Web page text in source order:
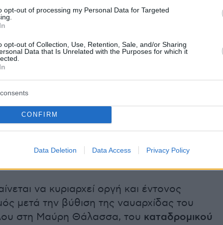
opt-out of processing my Personal Data for Targeted
opt-out of Collection, Use, Retention, Sale, and/or Sharing
Data that Is Unrelated with the Purposes for which it
CONFIRM
Data Deletion Data Access Privacy Policy
την κλιμάκωση και την εμπλοκή δεκάδων
του ΝΑΤΟ στον πόλεμο της Ουκρανίας.
Βολοντιμίρ Ζελένσκι επανήλθε στο
πυρηνικά όπλα
προσθέτοντας ότι «δεν φοβόμαστε, αλλά
Αυτό είναι ένα ζητούμενο
αλλά για όλες τις χώρες, για όλον
να κυριαρχεί οργή και έντονος
μετά την βύθιση της ναυαρχίδας του
στη Μαύρη Θάλασσα, του καταδρομικού